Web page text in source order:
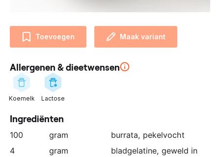
e
a
t
e
:
Toevoegen Maak variant
Allergenen & dieetwensen
Koemelk Lactose
Ingrediënten
100 gram
burrata, pekelvocht
4
gram
bladgelatine, geweld in